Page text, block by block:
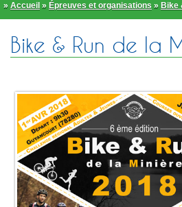
» Accueil » Épreuves et organisations » Bike
Accueil
Organigramme
Règlement
École de triathlon
Trombinoscope
Partenaires
Tenues et équipements
Bike
Bike & Run de la